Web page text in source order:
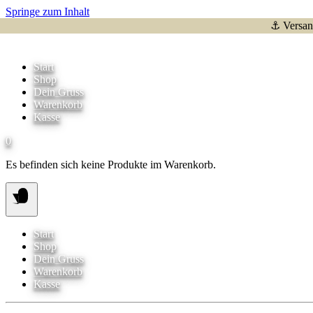
Springe zum Inhalt
⚓
Start
Shop
Dein Gruss
Warenkorb
Kasse
0
Es befinden sich keine Produkte im Warenkorb.
Start
Shop
Dein Gruss
Warenkorb
Kasse